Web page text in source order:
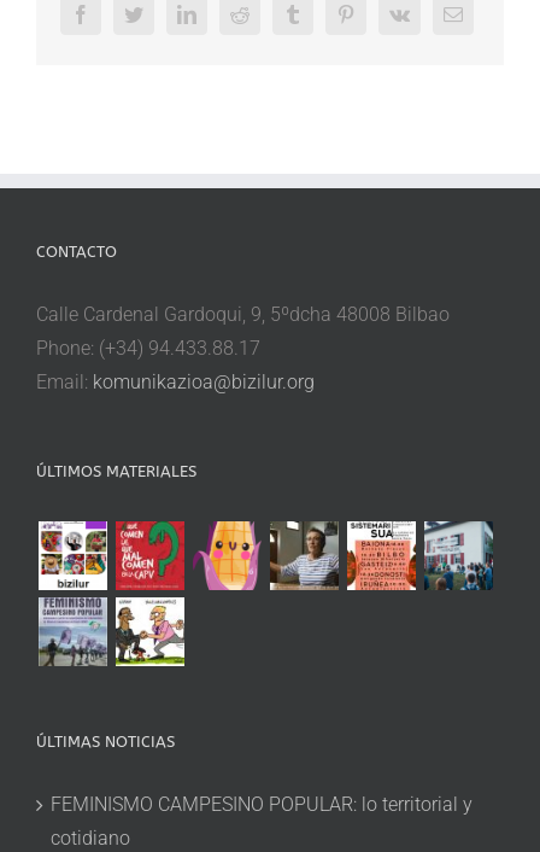
FacebookTwitterLinkedInReddit Tumblr PinterestVk Email
CONTACTO
Calle Cardenal Gardoqui, 9, 5ºdcha 48008 Bilbao
Phone: (+34) 94.433.88.17
Email: komunikazioa@bizilur.org
ÚLTIMOS MATERIALES
ÚLTIMAS NOTICIAS
FEMINISMO CAMPESINO POPULAR: lo territorial y
cotidiano